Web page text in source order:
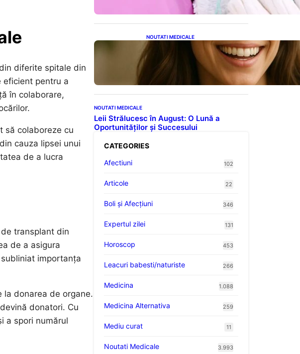
diferite spitale din
eficient pentru a
în colaborare,
să colaboreze cu
cauza lipsei unui
de a lucra
transplant din
de a asigura
importanța
la donarea de organe.
donatori. Cu
a spori numărul
NOUTATI MEDICALE
Ceaiul – Băutura care
protejează inima:
Descoperiri recente despre
beneficiile consumului zilnic
NOUTATI MEDICALE
Leii Strălucesc în August: O Lună a
Oportunităților și Succesului
CATEGORIES
Afectiuni
102
Articole 22
Boli și Afecțiuni 346
Expertul zilei 131
Horoscop 453
Leacuri babesti/naturiste 266
Medicina 1.088
Medicina Alternativa 259
Mediu curat 11
Noutati Medicale 3.993